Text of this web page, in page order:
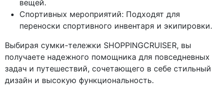
вещей.
Спортивных мероприятий: Подходят для
переноски спортивного инвентаря и экипировки.
Выбирая сумки-тележки SHOPPINGCRUISER, вы
получаете надежного помощника для повседневных
задач и путешествий, сочетающего в себе стильный
дизайн и высокую функциональность.